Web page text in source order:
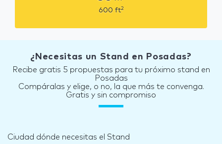
600 ft2
¿Necesitas un Stand en Posadas?
Recibe gratis 5 propuestas para tu próximo stand en
Posadas
Compáralas y elige, o no, la que más te convenga.
Gratis y sin compromiso
Ciudad dónde necesitas el Stand